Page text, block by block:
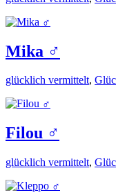
Mika ♂️
glücklich vermittelt,
Filou ♂️
glücklich vermittelt,